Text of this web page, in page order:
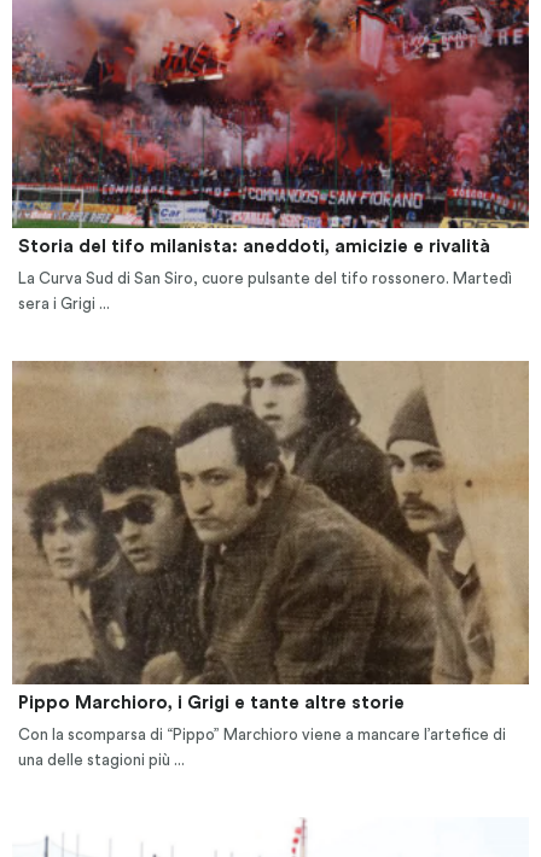
Storia del tifo milanista: aneddoti, amicizie e rivalità
La Curva Sud di San Siro, cuore pulsante del tifo rossonero. Martedì
sera i Grigi ...
Pippo Marchioro, i Grigi e tante altre storie
Con la scomparsa di “Pippo” Marchioro viene a mancare l’artefice di
una delle stagioni più ...